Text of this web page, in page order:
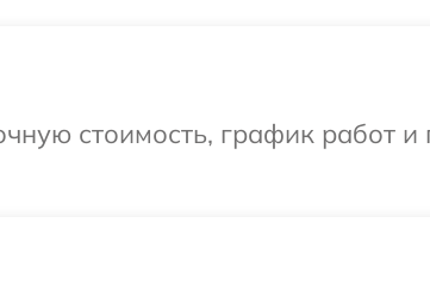
стоимость, график работ и